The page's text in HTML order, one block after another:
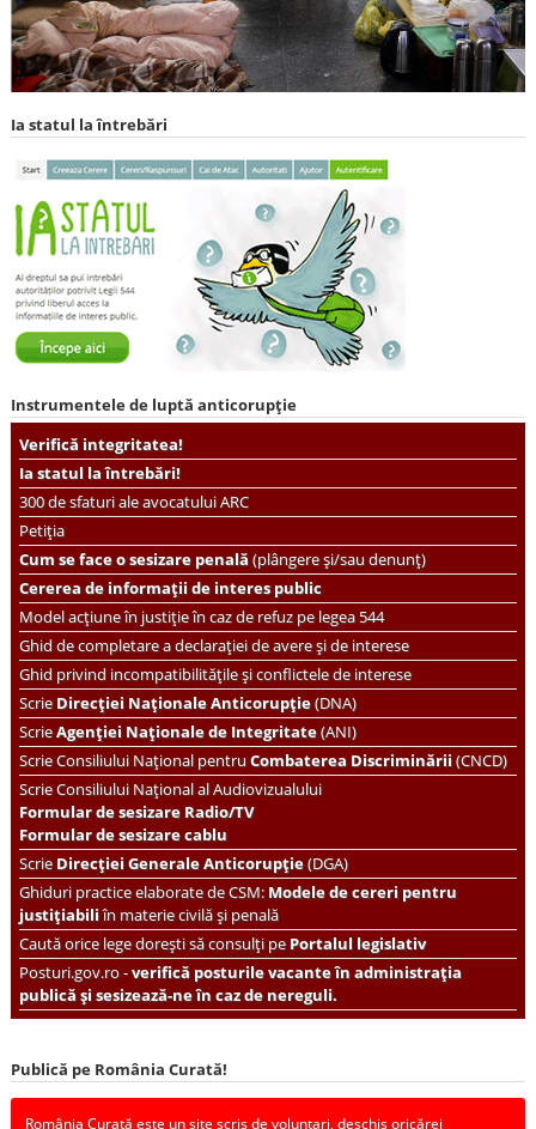
Ia statul la întrebări
Instrumentele de luptă anticorupție
Verifică integritatea!
Ia statul la întrebări!
300 de sfaturi ale avocatului ARC
Petiția
Cum se face o sesizare penală(plângere și/sau denunț)
Cererea de informații de interes public
Model acțiune în justiție în caz de refuz pe legea 544
Ghid de completare a declarației de avere și de interese
Ghid privind incompatibilitățile și conflictele de interese
ScrieDirecției Naționale Anticorupție(DNA)
ScrieAgenției Naționale de Integritate(ANI)
ScrieConsiliului Național pentruCombaterea Discriminării(CNCD)
Scrie Consiliului Național al Audiovizualului
Formular de sesizare Radio/TV
Formular de sesizare cablu
ScrieDirecției Generale Anticorupție(DGA)
Ghiduri practice elaborate de CSM: Modele de cereri pentru
justițiabiliîn materie civilă și penală
Caută orice lege dorești să consulți pePortalul legislativ
Posturi.gov.ro -verifică posturile vacante în administrația
publică și sesizează-ne în caz de nereguli.
Publică pe România Curată!
România Curată este un site scris de voluntari, deschis oricărei